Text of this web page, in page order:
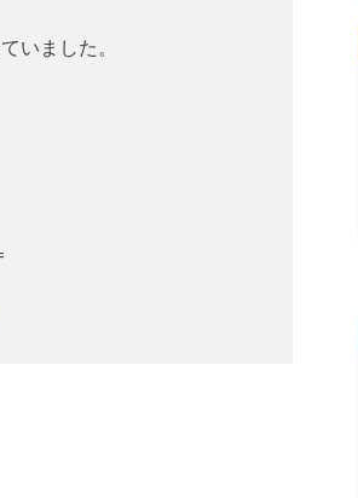
いました。